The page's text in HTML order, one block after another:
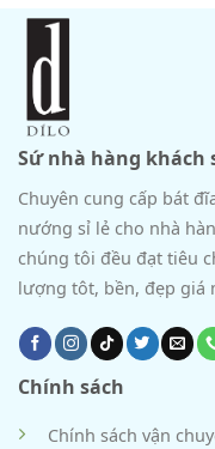
Sứ nhà hàng khách
Chuyên cung cấp bát
nướng sỉ lẻ cho nhà
chúng tôi đều đạt tiêu
lượng tôt, bền, đẹp giá
Chính sách
Chính sách vận